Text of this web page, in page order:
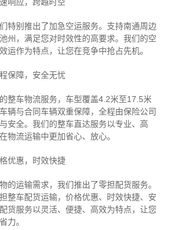
特别推出了加急空运服务。支持南通周边
州，满足您对时效性的高要求。我们的空
运作为特点，让您在竞争中抢占先机。
保障，安全无忧
整车物流服务，车型覆盖4.2米至17.5米
辆与合同车辆双重保障，全程由保险公司
安全。我们的整车直达服务以专业、高
物流运输中更加省心、放心。
优惠，时效快捷
的运输需求，我们推出了零担配货服务。
整车配货运输，价格优惠、时效快捷、安
货服务以灵活、便捷、高效为特点，让您
力。